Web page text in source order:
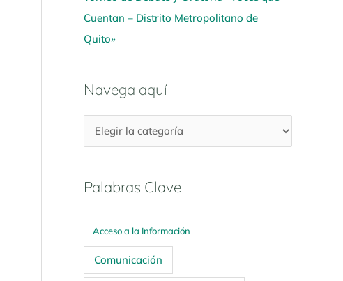
Cuentan – Distrito Metropolitano de
Quito»
Navega aquí
Palabras Clave
Acceso a la Información
Comunicación